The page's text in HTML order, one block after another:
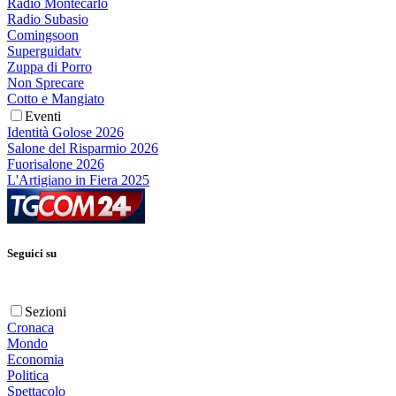
Radio Montecarlo
Radio Subasio
Comingsoon
Superguidatv
Zuppa di Porro
Non Sprecare
Cotto e Mangiato
Eventi
Identità Golose 2026
Salone del Risparmio 2026
Fuorisalone 2026
L'Artigiano in Fiera 2025
Seguici su
Sezioni
Cronaca
Mondo
Economia
Politica
Spettacolo